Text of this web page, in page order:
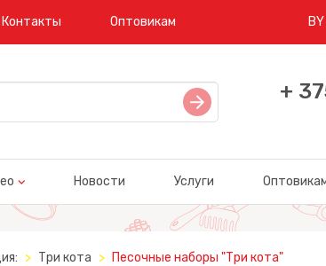
Контакты Оптовикам BY
+
Новости Услуги
Три кота Песочные наборы "Три кота"